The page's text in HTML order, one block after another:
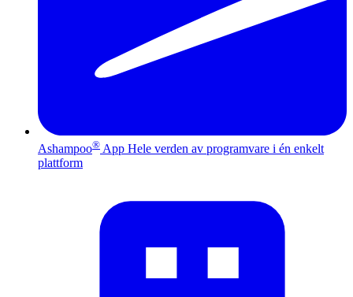
Ashampoo® App Hele verden av programvare i én enkelt
plattform